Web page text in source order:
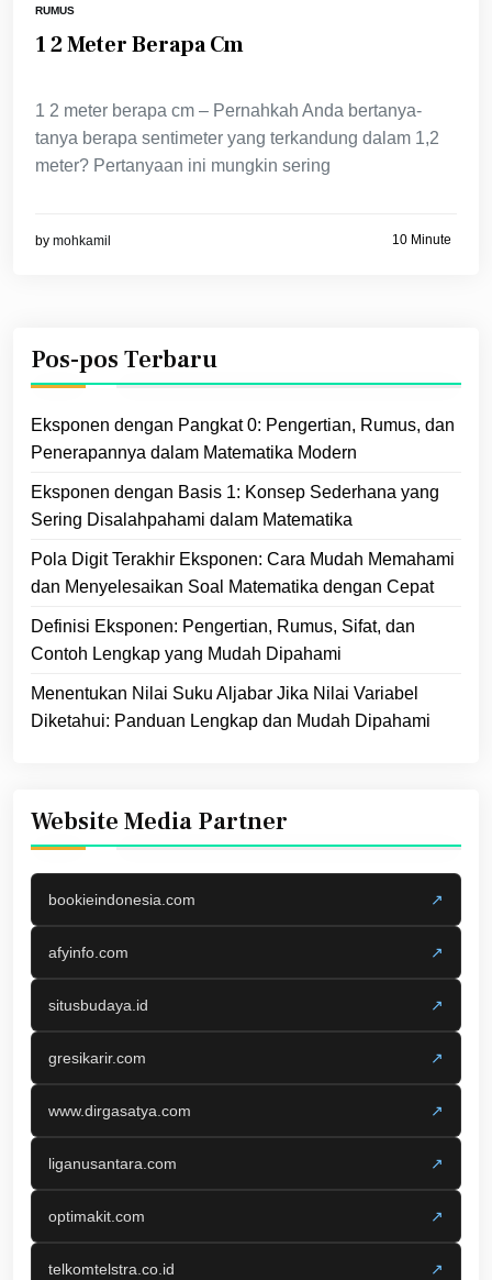
RUMUS
1 2 Meter Berapa Cm
1 2 meter berapa cm – Pernahkah Anda bertanya-
tanya berapa sentimeter yang terkandung dalam 1,2
meter? Pertanyaan ini mungkin sering
by mohkamil 10 Minute
Pos-pos Terbaru
Eksponen dengan Pangkat 0: Pengertian, Rumus, dan
Penerapannya dalam Matematika Modern
Eksponen dengan Basis 1: Konsep Sederhana yang
Sering Disalahpahami dalam Matematika
Pola Digit Terakhir Eksponen: Cara Mudah Memahami
dan Menyelesaikan Soal Matematika dengan Cepat
Definisi Eksponen: Pengertian, Rumus, Sifat, dan
Contoh Lengkap yang Mudah Dipahami
Menentukan Nilai Suku Aljabar Jika Nilai Variabel
Diketahui: Panduan Lengkap dan Mudah Dipahami
Website Media Partner
bookieindonesia.com ↗
afyinfo.com ↗
situsbudaya.id ↗
gresikarir.com ↗
www.dirgasatya.com ↗
liganusantara.com ↗
optimakit.com ↗
telkomtelstra.co.id ↗